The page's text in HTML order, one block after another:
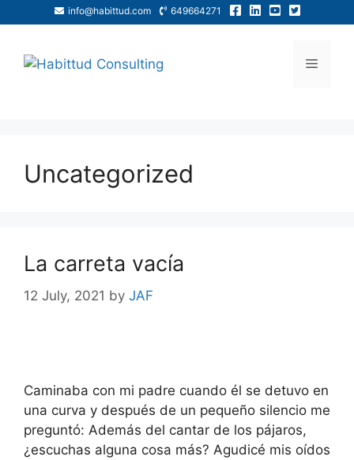
info@habittud.com 649664271
Uncategorized
La carreta vacía
12 July, 2021 by JAF
Caminaba con mi padre cuando él se detuvo en
una curva y después de un pequeño silencio me
preguntó: Además del cantar de los pájaros,
¿escuchas alguna cosa más? Agudicé mis oídos